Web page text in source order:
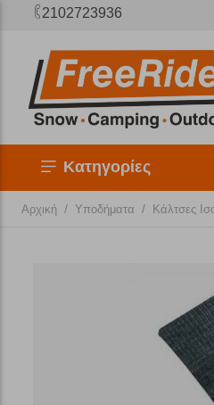
2102723936
Κατηγορίες
Αρχική / Υποδήματα / Κάλτσες